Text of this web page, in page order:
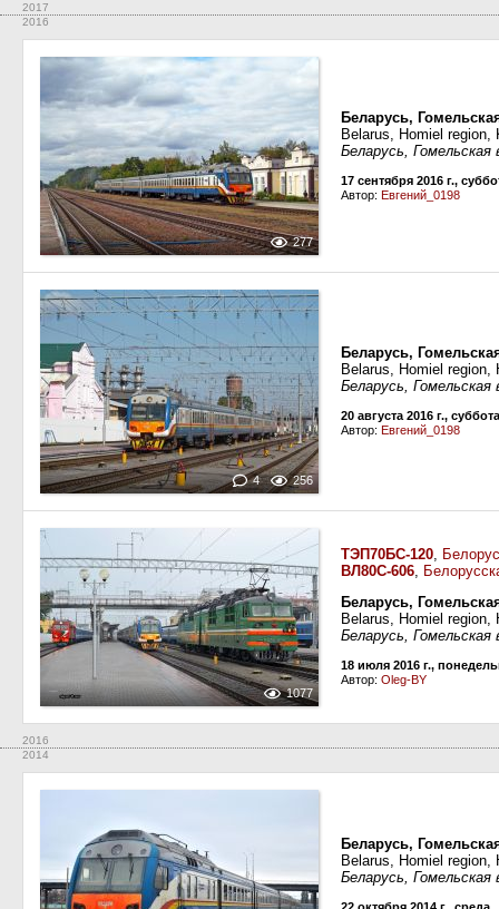
2017
2016
277
Беларусь,
Belarus, Homiel region,
Беларусь, Гомельская
17 сентября 2016 г.,
Автор: Евгений_0198
4 256
Беларусь,
Belarus, Homiel
Беларусь,
20 августа 2016 г., суббота
Автор: Евгений_0198
1077
ТЭП70БС-120,
ВЛ80С-606,
Беларусь,
Belarus, Homiel
Беларусь,
18 июля 2016 г.,
Автор: Oleg-BY
2016
2014
Беларусь,
Belarus, Homiel region,
Беларусь, Гомельская